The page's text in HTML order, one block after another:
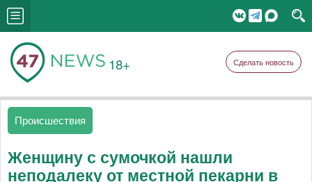
18+ Сделать новость
Происшествия
Женщину с сумочкой нашли
неподалеку от местной пекарни в